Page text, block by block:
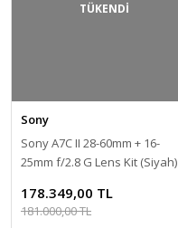
TÜKENDİ
Sony
Sony A7C II 28-60mm + 16-
25mm f/2.8 G Lens Kit (Siyah)
178.349,00 TL
181.000,00 TL